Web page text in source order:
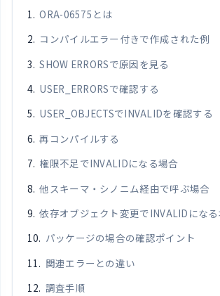
ORA-06575とは
コンパイルエラー付きで作成された例
SHOW ERRORSで原因を見る
USER_ERRORSで確認する
USER_OBJECTSでINVALIDを確認する
再コンパイルする
権限不足でINVALIDになる場合
他スキーマ・シノニム経由で呼ぶ場合
依存オブジェクト変更でINVALIDにな
パッケージの場合の確認ポイント
関連エラーとの違い
調査手順